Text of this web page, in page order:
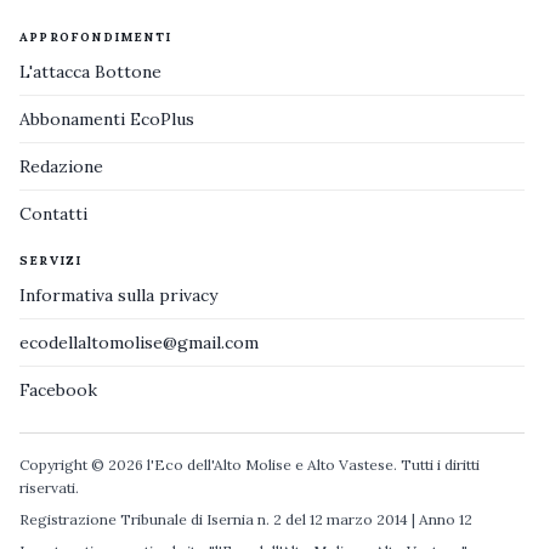
APPROFONDIMENTI
L'attacca Bottone
Abbonamenti EcoPlus
Redazione
Contatti
SERVIZI
Informativa sulla privacy
ecodellaltomolise@gmail.com
Facebook
Copyright © 2026 l'Eco dell'Alto Molise e Alto Vastese. Tutti i diritti
riservati.
Registrazione Tribunale di Isernia n. 2 del 12 marzo 2014 | Anno 12